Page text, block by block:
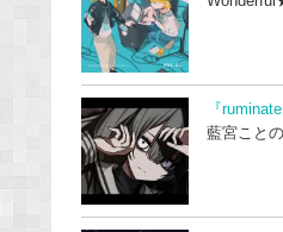
『ruminate
藍宮ことの